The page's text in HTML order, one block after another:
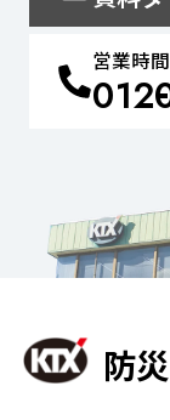
営業時
防